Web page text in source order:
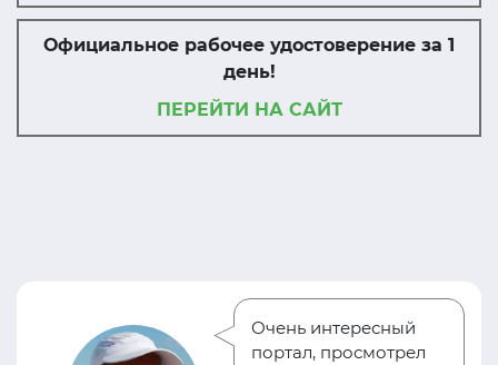
Официальное рабочее удостоверение за 1
день!
ПЕРЕЙТИ НА САЙТ
Очень интересный
портал, просмотрел